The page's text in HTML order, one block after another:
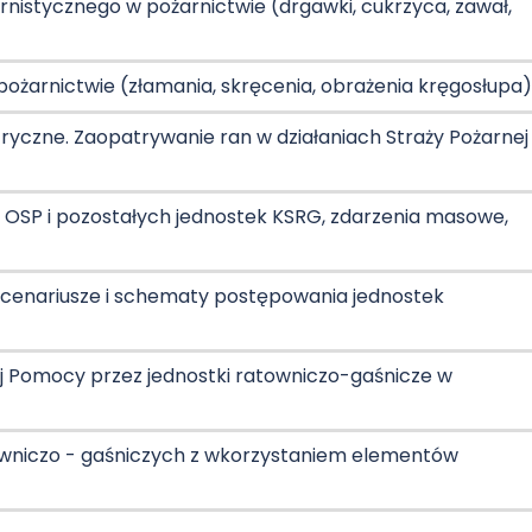
w pożarnictwie (drgawki, cukrzyca, zawał,
(złamania, skręcenia, obrażenia kręgosłupa)
Zaopatrywanie ran w działaniach Straży Pożarnej
i pozostałych jednostek KSRG, zdarzenia masowe,
i schematy postępowania jednostek
Pomocy przez jednostki ratowniczo-gaśnicze w
- gaśniczych z wkorzystaniem elementów